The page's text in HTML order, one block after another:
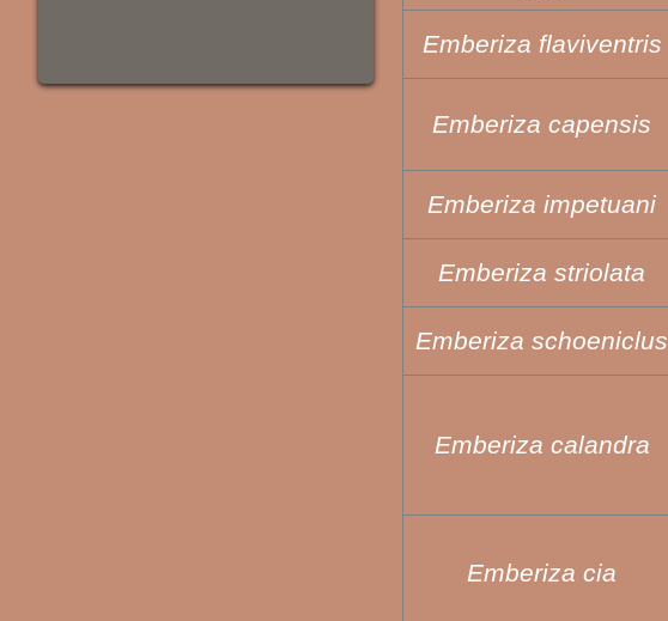
Emberiza flaviventris
Emberiza capensis
Emberiza impetuani
Emberiza striolata
Emberiza schoeniclus
Emberiza calandra
Emberiza cia